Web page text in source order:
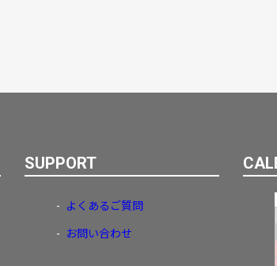
SUPPORT
よくあるご質問
お問い合わせ